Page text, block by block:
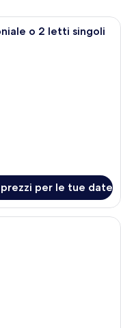
d'albergo con un letto,
o 2 letti singoli
per le tue date
in piuma, minibar, una